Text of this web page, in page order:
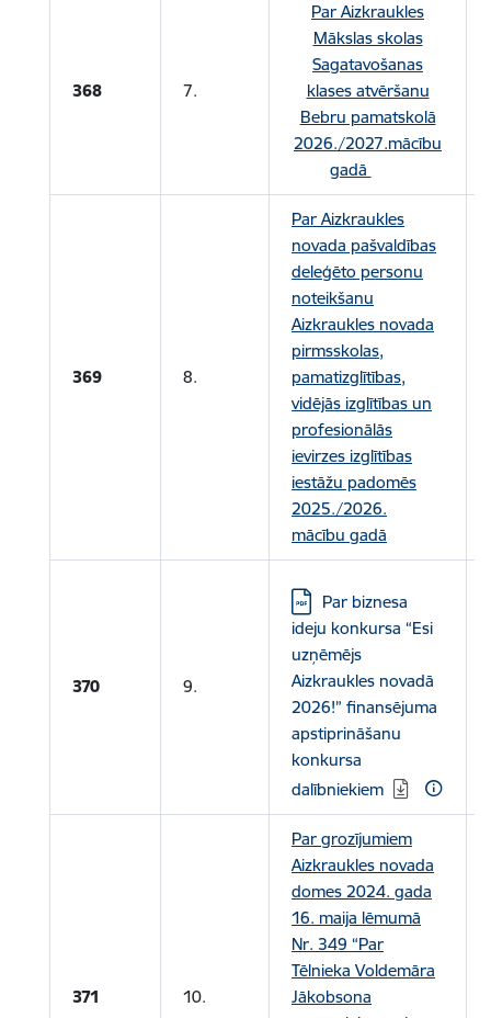
368 7.
Par Aizkraukles
Mākslas skolas
Sagatavošanas
klases atvēršanu
Bebru pamatskolā
2026./2027.mācību
gadā
369 8.
Par Aizkraukles
novada pašvaldības
deleģēto personu
noteikšanu
Aizkraukles novada
pirmsskolas,
pamatizglītības,
vidējās izglītības un
profesionālās
ievirzes izglītības
iestāžu padomēs
2025./2026.
mācību gadā
370 9.
Lejupielādēt:
Par biznesa
ideju konkursa “Esi
uzņēmējs
Aizkraukles novadā
2026!” finansējuma
apstiprināšanu
konkursa
dalībniekiem
371 10.
Par grozījumiem
Aizkraukles novada
domes 2024. gada
16. maija lēmumā
Nr. 349 “Par
Tēlnieka Voldemāra
Jākobsona